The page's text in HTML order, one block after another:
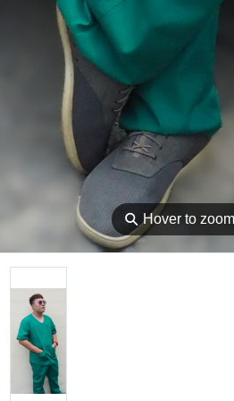
⚲Hover to zoom